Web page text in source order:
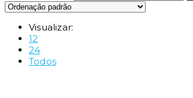
Visualizar:
12
24
Todos